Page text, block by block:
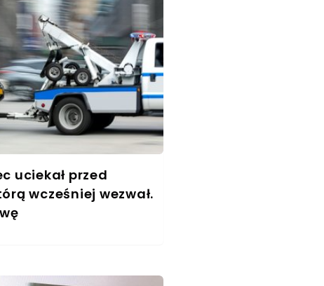
uciekał przed
wcześniej wezwał.